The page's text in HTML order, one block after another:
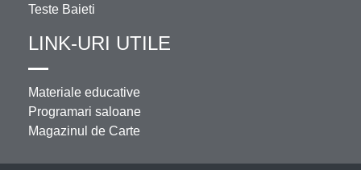
Teste Baieti
LINK-URI UTILE
Materiale educative
Programari saloane
Magazinul de Carte